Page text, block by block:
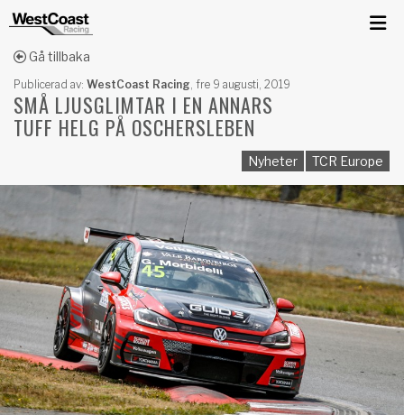
Gå tillbaka
Publicerad av: WestCoast Racing, fre 9 augusti, 2019
SMÅ LJUSGLIMTAR I EN ANNARS
TUFF HELG PÅ OSCHERSLEBEN
Nyheter TCR Europe